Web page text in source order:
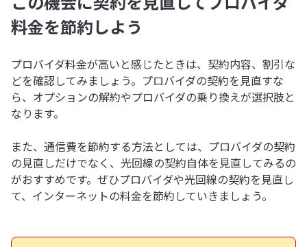
料金を節約しよう
プロバイダ料金が高いと感じたときは、契約内容、割引な
どを確認してみましょう。プロバイダの契約を見直すな
ら、オプションの解約やプロバイダの乗り換えが選択肢と
なります。
また、通信費を節約する方法としては、プロバイダの契約
の見直しだけでなく、光回線の契約自体を見直してみるの
がおすすめです。ぜひプロバイダや光回線の契約を見直し
て、インターネットの料金を節約していきましょう。